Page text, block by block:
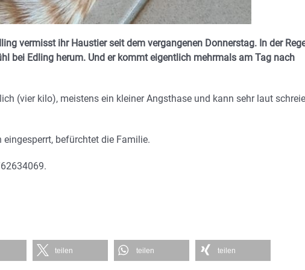
vermisst ihr Haustier seit dem vergangenen Donnerstag. In der
bei Edling herum. Und er kommt eigentlich mehrmals am Tag nach
(vier kilo), meistens ein kleiner Angsthase und kann sehr laut
befürchtet die Familie.
teilen teilen teilen